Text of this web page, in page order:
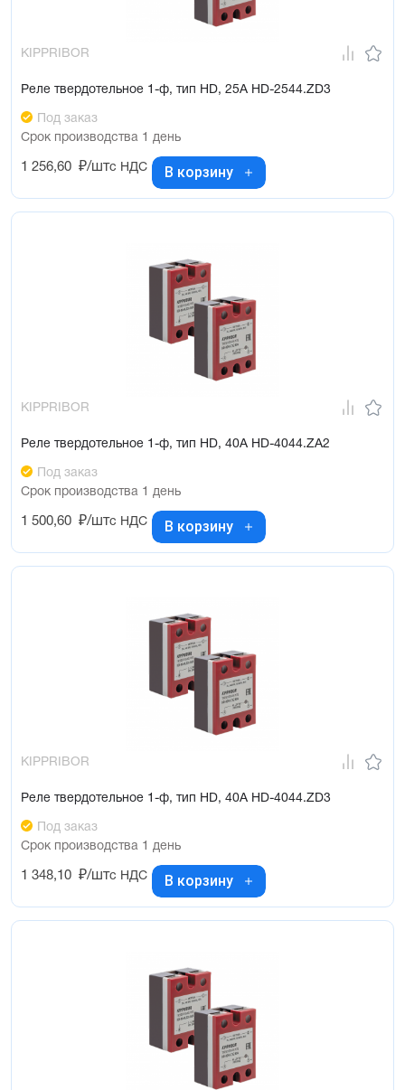
KIPPRIBOR
Реле твердотельное 1-ф, тип HD, 25А HD-2544.ZD3
Под заказ
Срок производства 1 день
1 256,60 ₽/штс НДС В корзину
KIPPRIBOR
Реле твердотельное 1-ф, тип HD, 40А HD-4044.ZA2
Под заказ
Срок производства 1 день
1 500,60 ₽/штс НДС В корзину
KIPPRIBOR
Реле твердотельное 1-ф, тип HD, 40А HD-4044.ZD3
Под заказ
Срок производства 1 день
1 348,10 ₽/штс НДС В корзину